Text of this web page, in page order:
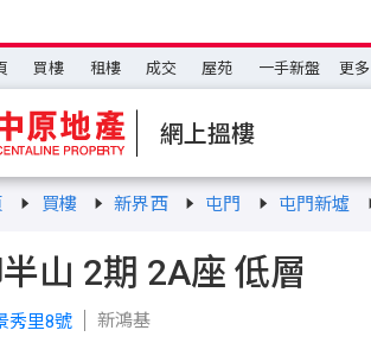
買樓 租樓 成交 屋苑 一手新盤 更多
網上搵樓
買樓 新界西 屯門 屯門新墟
山 2期 2A座 低層
秀里8號 新鴻基